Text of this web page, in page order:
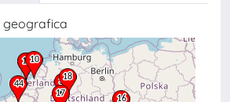
geografica